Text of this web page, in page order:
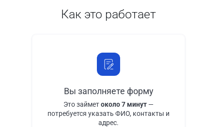
Как это работает
Вы заполняете форму
Это займетоколо 7 минут —
потребуется указать ФИО, контакты и
адрес.